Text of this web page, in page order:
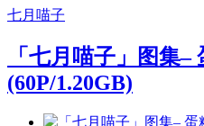
七月喵子
「七月喵子」图集–
(60P/1.20GB)